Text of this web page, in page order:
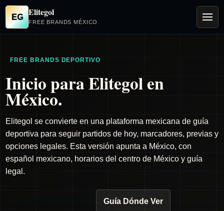
EG Elitegol
FREE BRANDS MÉXICO
FREE BRANDS DEPORTIVO
Inicio para Elitegol en
México.
Elitegol se convierte en una plataforma mexicana de guía
deportiva para seguir partidos de hoy, marcadores, previas y
opciones legales. Esta versión apunta a México, con
español mexicano, horarios del centro de México y guía
legal.
Guía Dónde Ver